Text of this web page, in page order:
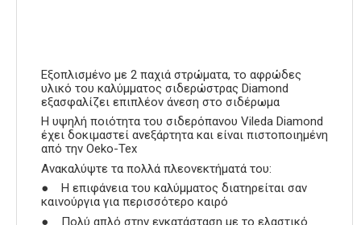
Εξοπλισμένο με 2 παχιά στρώματα, το αφρώδες
υλικό του καλύμματος σιδερώστρας Diamond
εξασφαλίζει επιπλέον άνεση στο σιδέρωμα
Η υψηλή ποιότητα του σιδερόπανου Vileda Diamond
έχει δοκιμαστεί ανεξάρτητα και είναι πιστοποιημένη
από την Oeko-Tex
Ανακαλύψτε τα πολλά πλεονεκτήματά του:
● Η επιφάνεια του καλύμματος διατηρείται σαν
καινούργια για περισσότερο καιρό
● Πολύ απλό στην εγκατάσταση με το ελαστικό